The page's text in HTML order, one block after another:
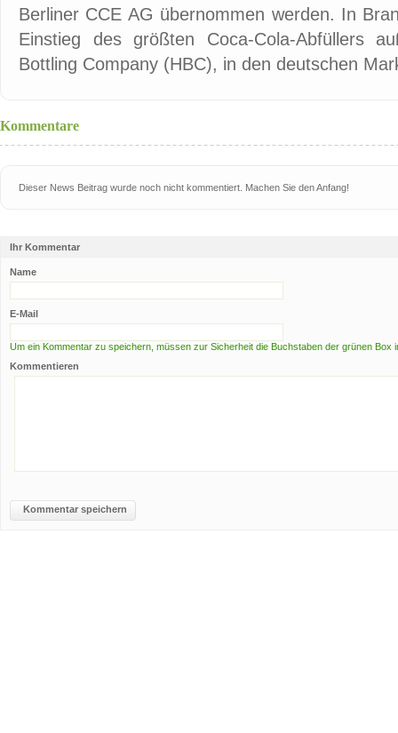
Berliner CCE AG übernommen werden. In
Einstieg des größten Coca-Cola-Abfüllers
Bottling Company (HBC), in den deutschen
Kommentare
Dieser News Beitrag wurde noch nicht kommentiert. Machen Sie den Anfang!
Ihr Kommentar
Name
E-Mail
Um ein Kommentar zu speichern, müssen zur Sicherheit die Buchstaben der grünen
Kommentieren
Kommentar speichern